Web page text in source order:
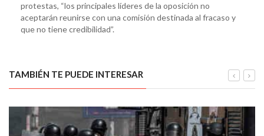
protestas, “los principales líderes de la oposición no
aceptarán reunirse con una comisión destinada al fracaso y
que no tiene credibilidad”.
TAMBIÉN TE PUEDE INTERESAR